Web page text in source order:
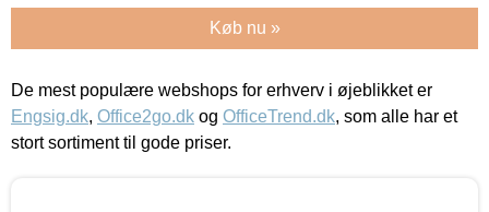
Køb nu »
De mest populære webshops for erhverv i øjeblikket er
Engsig.dk, Office2go.dk og OfficeTrend.dk, som alle har et
stort sortiment til gode priser.